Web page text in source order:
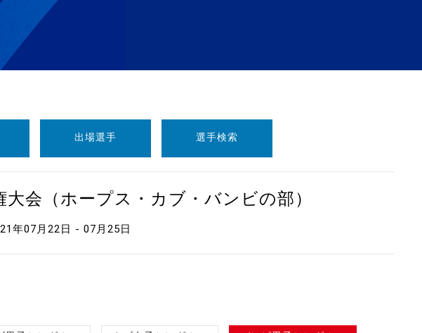
出場選手 選手検索
会（ホープス・カブ・バンビの部）
年07月22日 - 07月25日